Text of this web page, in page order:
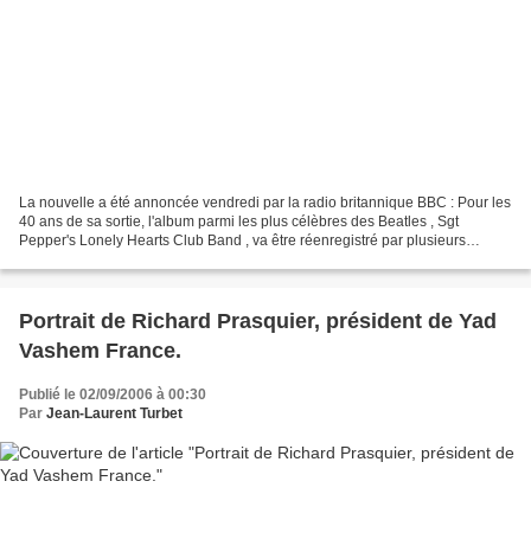
La nouvelle a été annoncée vendredi par la radio britannique BBC : Pour les
40 ans de sa sortie, l'album parmi les plus célèbres des Beatles , Sgt
Pepper's Lonely Hearts Club Band , va être réenregistré par plusieurs
Portrait de Richard Prasquier, président de Yad
Vashem France.
Publié le 02/09/2006 à 00:30
Par Jean-Laurent Turbet